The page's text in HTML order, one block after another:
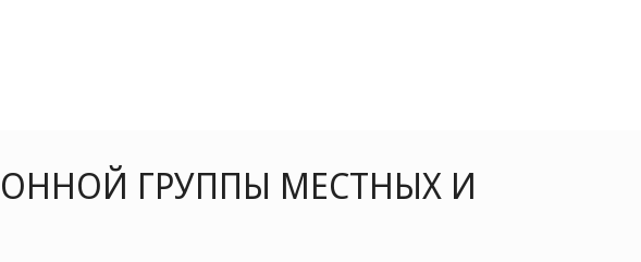
ГРУППЫ МЕСТНЫХ И